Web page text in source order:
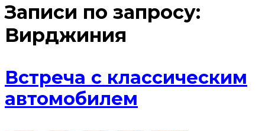
Записи по запросу:
Вирджиния
Встреча с классическим
автомобилем